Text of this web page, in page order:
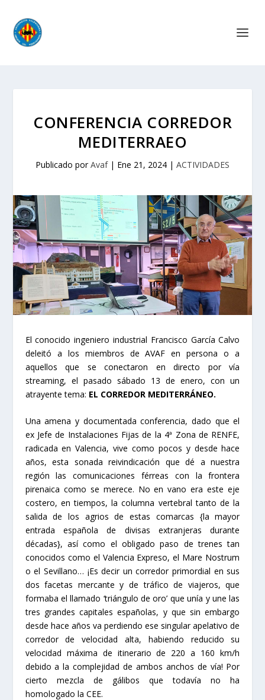
CONFERENCIA CORREDOR
MEDITERRAEO
Publicado porAvaf| Ene 21, 2024 | ACTIVIDADES
El conocido ingeniero industrial Francisco García Calvo
deleitó a los miembros de AVAF en persona o a
aquellos que se conectaron en directo por vía
streaming, el pasado sábado 13 de enero, con un
atrayente tema: EL CORREDOR MEDITERRÁNEO.
Una amena y documentada conferencia, dado que el
ex Jefe de Instalaciones Fijas de la 4ª Zona de RENFE,
radicada en Valencia, vive como pocos y desde hace
años, esta sonada reivindicación que dé a nuestra
región las comunicaciones férreas con la frontera
pirenaica como se merece. No en vano era este eje
costero, en tiempos, la columna vertebral tanto de la
salida de los agrios de estas comarcas {la mayor
entrada española de divisas extranjeras durante
décadas}, así como el obligado paso de trenes tan
conocidos como el Valencia Expreso, el Mare Nostrum
o el Sevillano… ¡Es decir un corredor primordial en sus
dos facetas mercante y de tráfico de viajeros, que
formaba el llamado ‘triángulo de oro’ que unía y une las
tres grandes capitales españolas, y que sin embargo
desde hace años va perdiendo ese singular apelativo de
corredor de velocidad alta, habiendo reducido su
velocidad máxima de itinerario de 220 a 160 km/h
debido a la complejidad de ambos anchos de vía! Por
cierto mezcla de gálibos que todavía no ha
homologado la CEE.